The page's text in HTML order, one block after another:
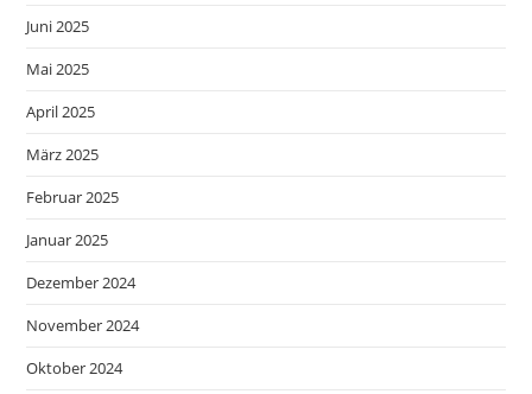
Juni 2025
Mai 2025
April 2025
März 2025
Februar 2025
Januar 2025
Dezember 2024
November 2024
Oktober 2024